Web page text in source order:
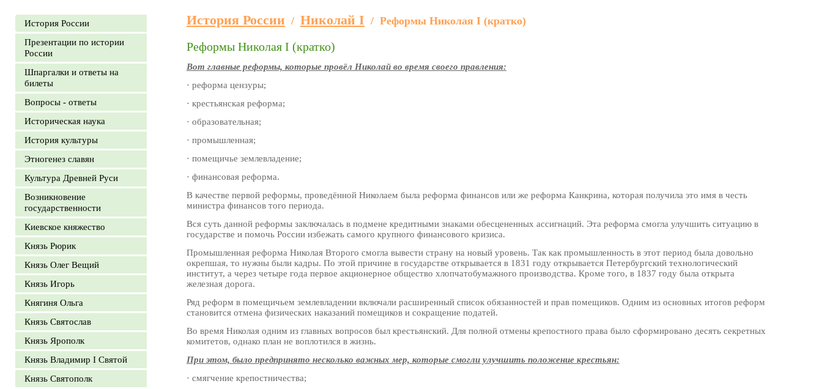
История России
Презентации по истории
России
Шпаргалки и ответы на
билеты
Вопросы - ответы
Историческая наука
История культуры
Этногенез славян
Культура Древней Руси
Возникновение
государственности
Киевское княжество
Князь Рюрик
Князь Олег Вещий
Князь Игорь
Княгиня Ольга
Князь Святослав
Князь Ярополк
Князь Владимир I Святой
Князь Святополк
История России / Николай I / Реформы Николая I (кратко)
Реформы Николая I (кратко)
Вот главные реформы, которые провёл Николай во время своего правления:
· реформа цензуры;
· крестьянская реформа;
· образовательная;
· промышленная;
· помещичье землевладение;
· финансовая реформа.
В качестве первой реформы, проведённой Николаем была реформа финансов или же реформа Канкрина, которая получила это имя в честь
министра финансов того периода.
Вся суть данной реформы заключалась в подмене кредитными знаками обесцененных ассигнаций. Эта реформа смогла улучшить ситуацию в
государстве и помочь России избежать самого крупного финансового кризиса.
Промышленная реформа Николая Второго смогла вывести страну на новый уровень. Так как промышленность в этот период была довольно
окрепшая, то нужны были кадры. По этой причине в государстве открывается в 1831 году открывается Петербургский технологический
институт, а через четыре года первое акционерное общество хлопчатобумажного производства. Кроме того, в 1837 году была открыта
железная дорога.
Ряд реформ в помещичьем землевладении включали расширенный список обязанностей и прав помещиков. Одним из основных итогов реформ
становится отмена физических наказаний помещиков и сокращение податей.
Во время Николая одним из главных вопросов был крестьянский. Для полной отмены крепостного права было сформировано десять секретных
комитетов, однако план не воплотился в жизнь.
При этом, было предпринято несколько важных мер, которые смогли улучшить положение крестьян:
· смягчение крепостничества;